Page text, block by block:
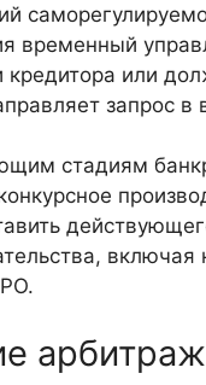
временный
кредитора или
запрос
стадиям